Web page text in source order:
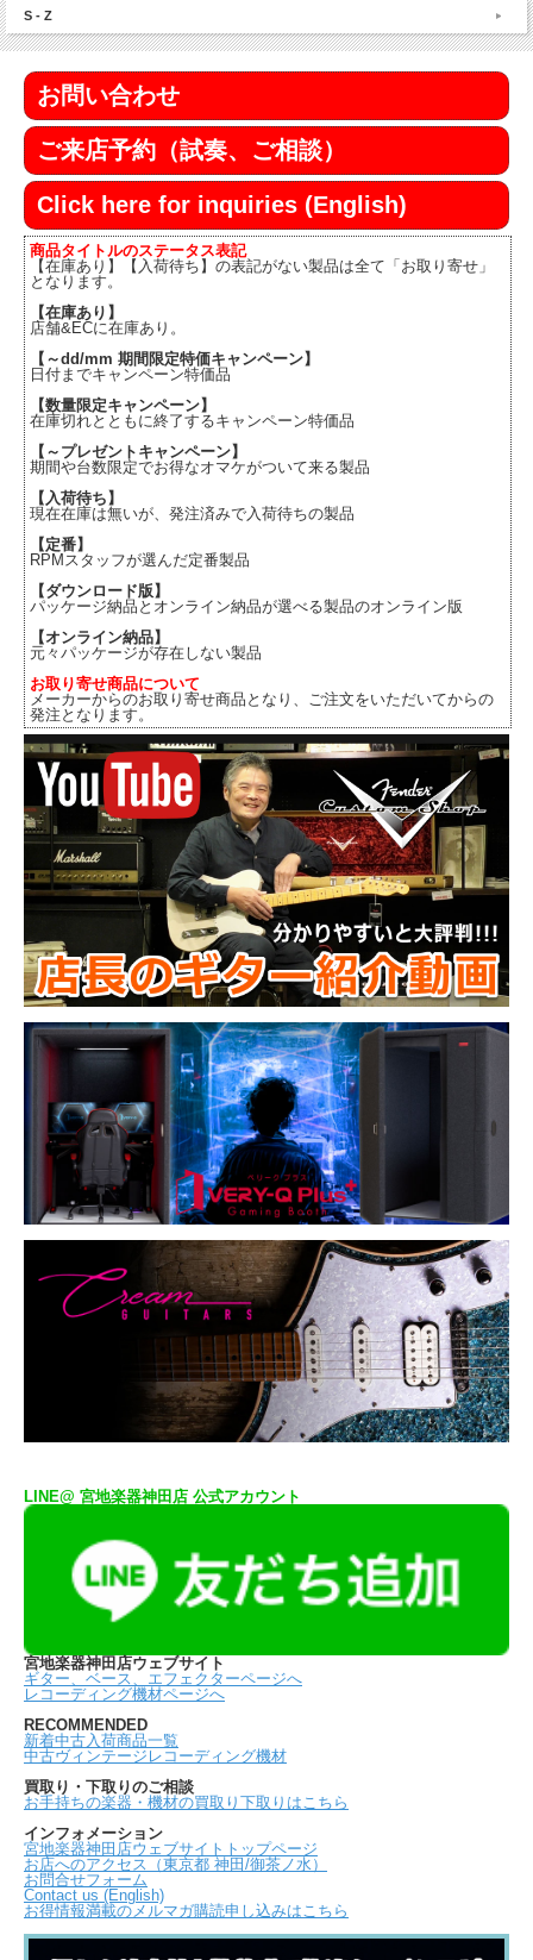
S - Z
お問い合わせ
ご来店予約（試奏、ご相談）
Click here for inquiries (English)
商品タイトルのステータス表記
【在庫あり】【入荷待ち】の表記がない製品は全て「お取り寄せ」
となります。
【在庫あり】
店舗&ECに在庫あり。
【～dd/mm 期間限定特価キャンペーン】
日付までキャンペーン特価品
【数量限定キャンペーン】
在庫切れとともに終了するキャンペーン特価品
【～プレゼントキャンペーン】
期間や台数限定でお得なオマケがついて来る製品
【入荷待ち】
現在在庫は無いが、発注済みで入荷待ちの製品
【定番】
RPMスタッフが選んだ定番製品
【ダウンロード版】
パッケージ納品とオンライン納品が選べる製品のオンライン版
【オンライン納品】
元々パッケージが存在しない製品
お取り寄せ商品について
メーカーからのお取り寄せ商品となり、ご注文をいただいてからの
発注となります。
LINE@ 宮地楽器神田店 公式アカウント
宮地楽器神田店ウェブサイト
ギター、ベース、エフェクターページへ
レコーディング機材ページへ
RECOMMENDED
新着中古入荷商品一覧
中古ヴィンテージレコーディング機材
買取り・下取りのご相談
お手持ちの楽器・機材の買取り下取りはこちら
インフォメーション
宮地楽器神田店ウェブサイトトップページ
お店へのアクセス（東京都 神田/御茶ノ水）
お問合せフォーム
Contact us (English)
お得情報満載のメルマガ購読申し込みはこちら